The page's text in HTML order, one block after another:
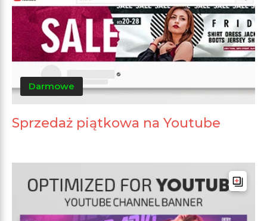
Darmowe
Sprzedaż piątkowa na Youtube